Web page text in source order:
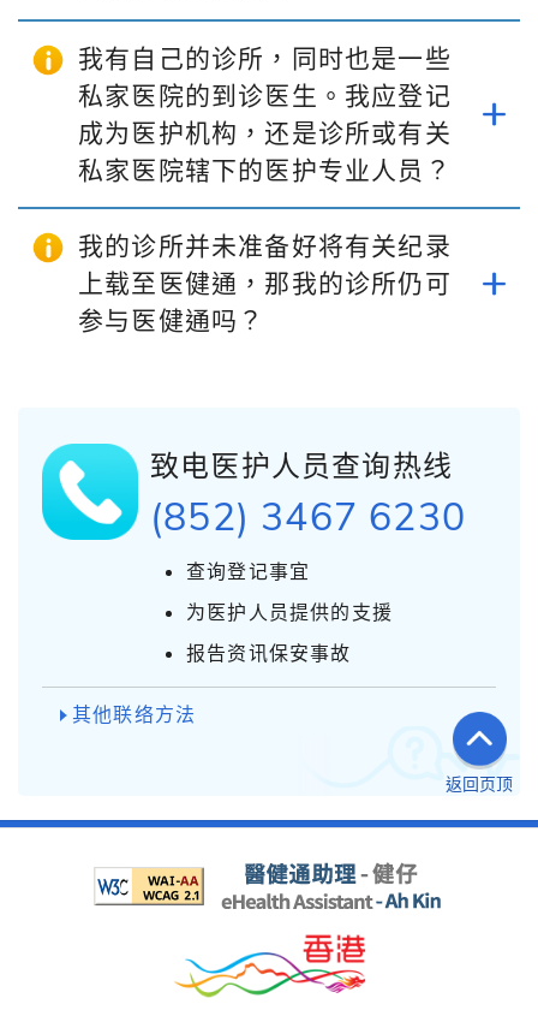
我有自己的诊所，同时也是一些
私家医院的到诊医生。我应登记
成为医护机构，还是诊所或有关
私家医院辖下的医护专业人员？
我的诊所并未准备好将有关纪录
上载至医健通，那我的诊所仍可
参与医健通吗？
致电医护人员查询热线
(852) 3467 6230
查询登记事宜
为医护人员提供的支援
报告资讯保安事故
其他联络方法
返回页顶